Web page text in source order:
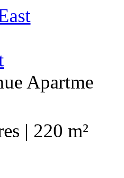
Apartme
| 220 m²